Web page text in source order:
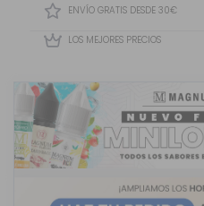
ENVÍO GRATIS DESDE 30€
LOS MEJORES PRECIOS